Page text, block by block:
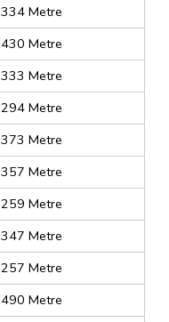
334 Metre
430 Metre
333 Metre
294 Metre
373 Metre
357 Metre
259 Metre
347 Metre
257 Metre
490 Metre